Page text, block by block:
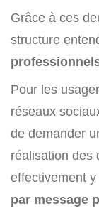
Grâce à ces
structure
Pour les
réseaux
de demander
réalisation des
effectivement y
par message